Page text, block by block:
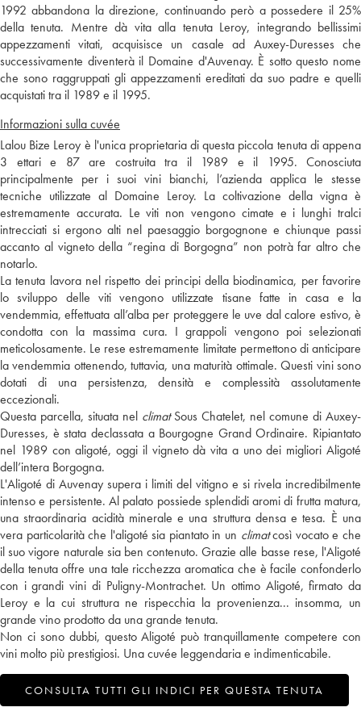
1992 abbandona la direzione, continuando però a possedere il 25%
della tenuta. Mentre dà vita alla tenuta Leroy, integrando bellissimi
appezzamenti vitati, acquisisce un casale ad Auxey-Duresses che
successivamente diventerà il Domaine d'Auvenay. È sotto questo nome
che sono raggruppati gli appezzamenti ereditati da suo padre e quelli
acquistati tra il 1989 e il 1995.
Informazioni sulla cuvée
Lalou Bize Leroy è l'unica proprietaria di questa piccola tenuta di appena
3 ettari e 87 are costruita tra il 1989 e il 1995. Conosciuta
principalmente per i suoi vini bianchi, l’azienda applica le stesse
tecniche utilizzate al Domaine Leroy. La coltivazione della vigna è
estremamente accurata. Le viti non vengono cimate e i lunghi tralci
intrecciati si ergono alti nel paesaggio borgognone e chiunque passi
accanto al vigneto della “regina di Borgogna” non potrà far altro che
notarlo.
La tenuta lavora nel rispetto dei principi della biodinamica, per favorire
lo sviluppo delle viti vengono utilizzate tisane fatte in casa e la
vendemmia, effettuata all’alba per proteggere le uve dal calore estivo, è
condotta con la massima cura. I grappoli vengono poi selezionati
meticolosamente. Le rese estremamente limitate permettono di anticipare
la vendemmia ottenendo, tuttavia, una maturità ottimale. Questi vini sono
dotati di una persistenza, densità e complessità assolutamente
eccezionali.
Questa parcella, situata nel climatSous Chatelet, nel comune di Auxey-
Duresses, è stata declassata a Bourgogne Grand Ordinaire. Ripiantato
nel 1989 con aligoté, oggi il vigneto dà vita a uno dei migliori Aligoté
dell’intera Borgogna.
L'Aligoté di Auvenay supera i limiti del vitigno e si rivela incredibilmente
intenso e persistente. Al palato possiede splendidi aromi di frutta matura,
una straordinaria acidità minerale e una struttura densa e tesa. È una
vera particolarità che l'aligoté sia piantato in un climatcosì vocato e che
il suo vigore naturale sia ben contenuto. Grazie alle basse rese, l'Aligoté
della tenuta offre una tale ricchezza aromatica che è facile confonderlo
con i grandi vini di Puligny-Montrachet. Un ottimo Aligoté, firmato da
Leroy e la cui struttura ne rispecchia la provenienza... insomma, un
grande vino prodotto da una grande tenuta.
Non ci sono dubbi, questo Aligoté può tranquillamente competere con
vini molto più prestigiosi. Una cuvée leggendaria e indimenticabile.
CONSULTA TUTTI GLI INDICI PER QUESTA TENUTA